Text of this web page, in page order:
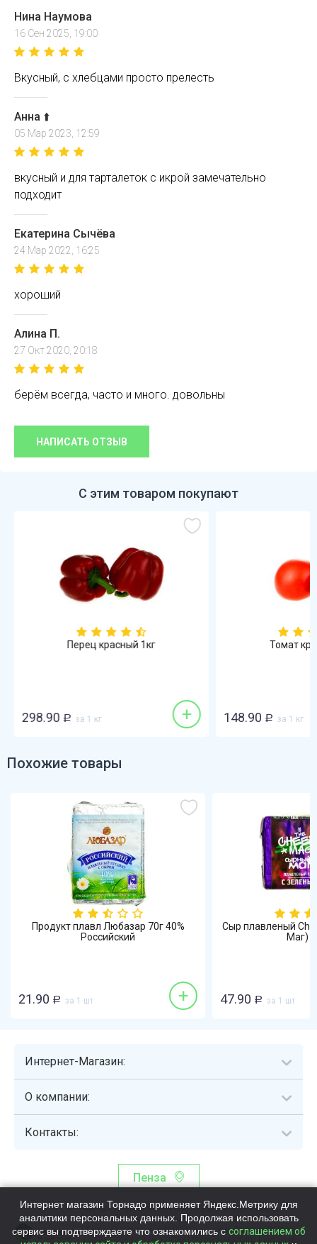
Нина Наумова
16 Сен 2025, 19:00
Вкусный, с хлебцами просто прелесть
Анна ⬆️
05 Мар 2023, 12:59
вкусный и для тарталеток с икрой замечательно
подходит
Екатерина Сычёва
24 Мар 2022, 16:25
хороший
Алина П.
27 Окт 2020, 20:18
берём всегда, часто и много. довольны
НАПИСАТЬ ОТЗЫВ
С этим товаром покупают
Перец красный 1кг
298.90 Р за 1 кг +
Томат
148.90 Р за 1 кг
Похожие товары
Продукт плавл Любазар 70г 40%
Российский
21.90 Р за 1 шт +
Сыр плавленый
Маг)
47.90 Р за 1 шт
Интернет-Магазин:
О компании:
Контакты:
Пенза
Торнадо - интернет-гипермаркет, осуществляющий сборку,
выдачу и доставку готовых наборов продуктов питания.
Общество с ограниченной ответственностью «Торнадо» (ОГРН
1115837002819, ИНН/КПП 5837047684/583701001, юр. адрес:
Интернет магазин Торнадо применяет Яндекс.Метрику для
аналитики персональных данных. Продолжая использовать
сервис вы подтверждаете что ознакомились с соглашением об